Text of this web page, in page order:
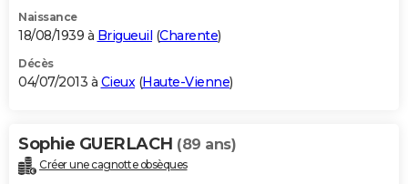
Naissance
18/08/1939 à Brigueuil (Charente)
Décès
04/07/2013 à Cieux(Haute-Vienne)
Sophie GUERLACH (89 ans)
Créer une cagnotte obsèques